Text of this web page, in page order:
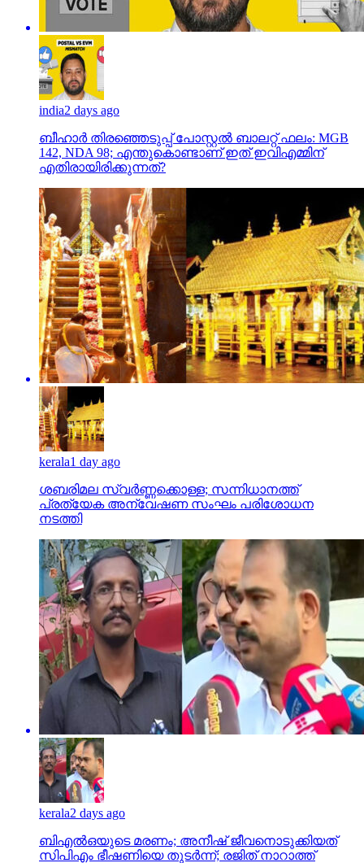
india2 days ago
ബീഹാർ തിരഞ്ഞെടുപ്പ് പോസ്റ്റൽ ബാലറ്റ് ഫലം: MGB
142, NDA 98; എന്തുകൊണ്ടാണ് ഇത് ഇവിഎമ്മിന്
എതിരായിരിക്കുന്നത്?
kerala1 day ago
ശബരിമല സ്വര്‍ണ്ണക്കൊള്ള; സന്നിധാനത്ത്
പ്രത്യേക അന്വേഷണ സംഘം പരിശോധന
നടത്തി
kerala2 days ago
ബിഎല്‍ഒയുടെ മരണം; അനീഷ് ജീവനൊടുക്കിയത്
സിപിഎം ഭീഷണിയെ തുടര്‍ന്ന്; രജിത് നാറാത്ത്